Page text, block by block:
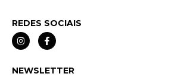
REDES SOCIAIS
NEWSLETTER